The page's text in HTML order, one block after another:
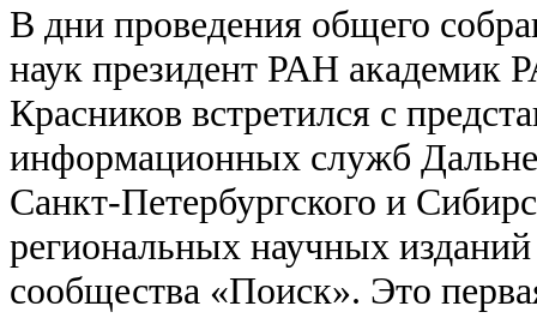
В дни проведения общего
наук президент РАН академик
Красников встретился с
информационных служб
Санкт­-Петербургского и
региональных научных изданий
сообщества «Поиск». Это